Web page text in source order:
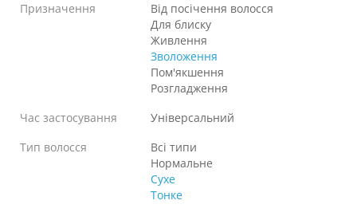
Призначення
Від посічення волосся
Для блиску
Живлення
Зволоження
Пом'якшення
Розгладження
Час застосування
Універсальний
Тип волосся
Всі типи
Нормальне
Сухе
Тонке